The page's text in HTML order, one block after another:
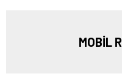
MOBİL